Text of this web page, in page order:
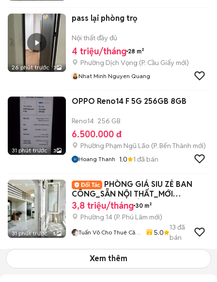
26 phút trước 3
pass lại phòng trọ
Nội thất đầy đủ
4 triệu/tháng 28 m²
Phường Dịch Vọng (P. Cầu Giấy mới)
Nhat Minh Nguyen Quang
31 phút trước 3
OPPO Reno14 F 5G 256GB 8GB
Reno14 256 GB
6.500.000 đ
Phường Phạm Ngũ Lão (P. Bến Thành mới)
Hoang Thanh 1.0 1 đã bán
31 phút trước 5
PHÒNG GIÁ SIU ZẺ BAN
CÔNG_SẴN NỘI THẤT_MỚI
100%_BÀ HOM_TỈNH LỘ 10_Q6
3,8 triệu/tháng 30 m²
Phường 14 (P. Phú Lâm mới)
Tuấn Võ Cho Thuê Căn
5.0
13 đã
bán
Xem thêm